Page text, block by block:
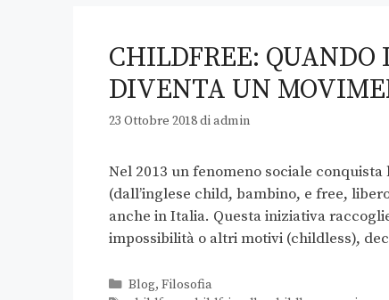
CHILDFREE:
DIVENTA UN
23 Ottobre 2018diadmin
Nel 2013 un fenomeno sociale
(dall’inglese child, bambino, e free,
anche in Italia. Questa iniziativa
impossibilità o altri motivi (childless),
Blog, Filosofia